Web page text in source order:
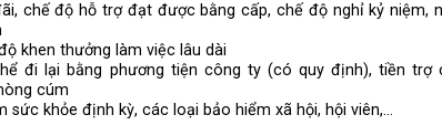
chế độ hỗ trợ đạt được bằng cấp, chế độ nghỉ kỷ niệm,
độ khen thưởng làm việc lâu dài
đi lại bằng phương tiện công ty (có quy định), tiền trợ
cúm
sức khỏe định kỳ, các loại bảo hiểm xã hội, hội viên,…